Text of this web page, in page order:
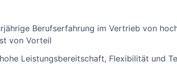
Berufserfahrung im Vertrieb von
von Vorteil
Leistungsbereitschaft, Flexibilität und